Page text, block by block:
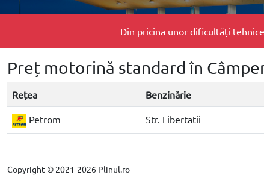
Din pricina unor dificultăți
Preț motorină standard în
Rețea Benzinărie
Petrom Str. Libertatii
Copyright © 2021-2026 Plinul.ro